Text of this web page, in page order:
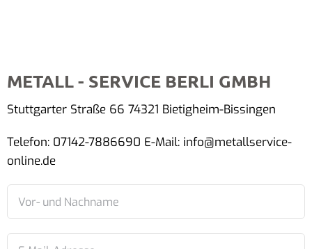
METALL - SERVICE BERLI GMBH
Stuttgarter Straße 66 74321 Bietigheim-Bissingen
Telefon: 07142-7886690 E-Mail: info@metallservice-
online.de